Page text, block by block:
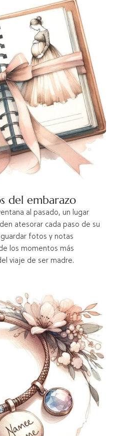
del embarazo
al pasado, un lugar
atesorar cada paso de su
fotos y notas
los momentos más
viaje de ser madre.